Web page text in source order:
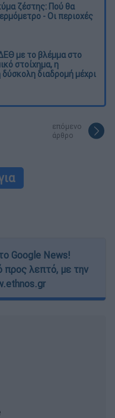
ζέστης: Πού θα
- Οι περιοχές
με το βλέμμα στο
στοίχημα, η
δύσκολη διαδρομή μέχρι
επόμενο
άρθρο
Google News!
προς λεπτό, με την